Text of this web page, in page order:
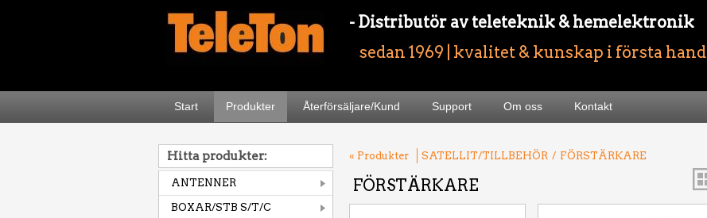
- Distributör av teleteknik & hemelektronik
sedan 1969 | kvalitet & kunskap i första hand
Start Produkter Återförsäljare/Kund Support Om oss Kontakt
Hitta produkter:
ANTENNER
BOXAR/STB S/T/C
« Produkter SATELLIT/TILLBEHÖR / FÖRSTÄRKARE
FÖRSTÄRKARE